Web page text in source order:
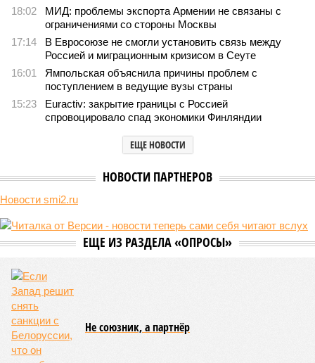
18:02
МИД: проблемы экспорта Армении не связаны с
ограничениями со стороны Москвы
17:14
В Евросоюзе не смогли установить связь между
Россией и миграционным кризисом в Сеуте
16:01
Ямпольская объяснила причины проблем с
поступлением в ведущие вузы страны
15:23
Euractiv: закрытие границы с Россией
спровоцировало спад экономики Финляндии
ЕЩЕ НОВОСТИ
НОВОСТИ ПАРТНЕРОВ
Новости smi2.ru
ЕЩЕ ИЗ РАЗДЕЛА «ОПРОСЫ»
Не союзник, а партнёр